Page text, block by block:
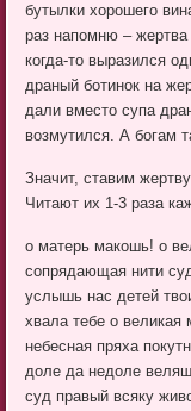
бутылки хорошего
раз напомню – жертва
когда-то выразился
драный ботинок на
дали вместо супа
возмутился. А богам
Значит, ставим
Читают их 1-3 раза
о матерь макошь! о
сопрядающая нити
услышь нас детей
хвала тебе о великая
небесная пряха
доле да недоле
суд правый всяку